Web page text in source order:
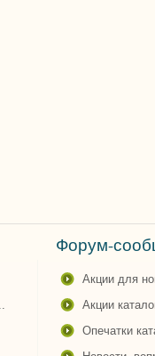
Форум-
акции для
акции
опечатки